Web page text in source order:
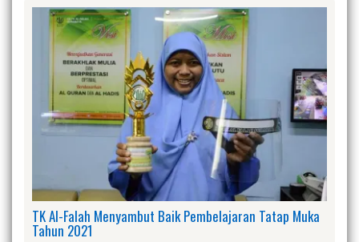
TK Al-Falah Menyambut Baik Pembelajaran Tatap Muka
Tahun 2021